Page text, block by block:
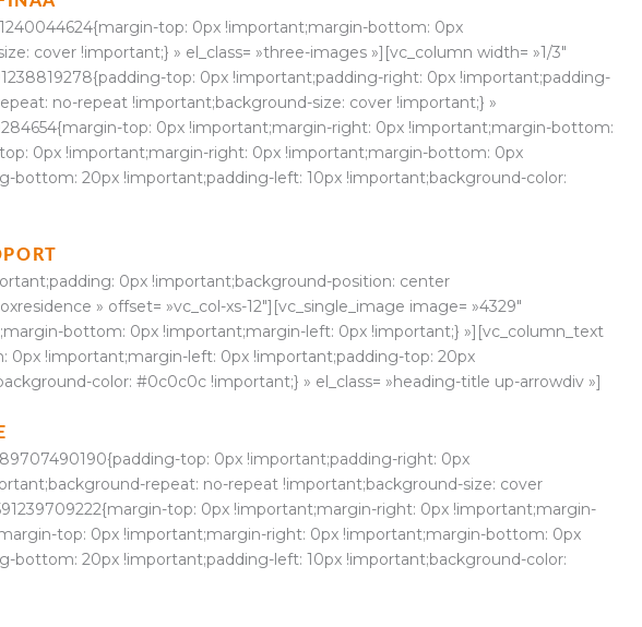
top: 0px !important;margin-bottom: 0px
cover !important;} » el_class= »three-images »][vc_column width= »1/3″
top: 0px !important;padding-right: 0px !important;padding-
no-repeat !important;background-size: cover !important;} »
top: 0px !important;margin-right: 0px !important;margin-bottom:
0px !important;margin-right: 0px !important;margin-bottom: 0px
20px !important;padding-left: 10px !important;background-color:
0px !important;background-position: center
» offset= »vc_col-xs-12″][vc_single_image image= »4329″
bottom: 0px !important;margin-left: 0px !important;} »][vc_column_text
0px !important;margin-left: 0px !important;padding-top: 20px
color: #0c0c0c !important;} » el_class= »heading-title up-arrowdiv »]
top: 0px !important;padding-right: 0px
repeat: no-repeat !important;background-size: cover
top: 0px !important;margin-right: 0px !important;margin-
top: 0px !important;margin-right: 0px !important;margin-bottom: 0px
20px !important;padding-left: 10px !important;background-color: